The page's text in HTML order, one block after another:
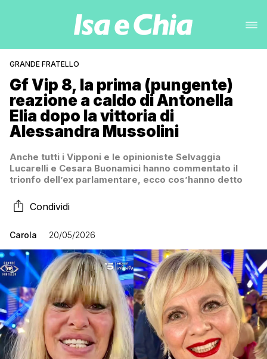
GRANDE FRATELLO
Gf Vip 8, la prima (pungente)
reazione a caldo di Antonella
Elia dopo la vittoria di
Alessandra Mussolini
Anche tutti i Vipponi e le opinioniste Selvaggia
Lucarelli e Cesara Buonamici hanno commentato il
trionfo dell’ex parlamentare, ecco cos’hanno detto
Condividi
Carola 20/05/2026